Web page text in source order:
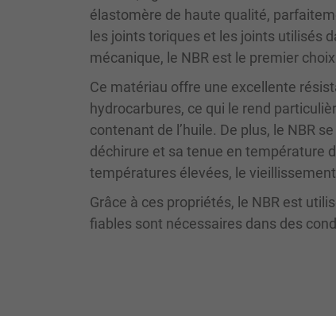
élastomère de haute qualité,
les joints toriques et les joints utilisés
mécanique, le NBR est le premier
Ce matériau offre une excellente
hydrocarbures, ce qui le rend
contenant de l’huile. De plus, le NBR
déchirure et sa tenue en température
températures élevées, le
Grâce à ces propriétés, le NBR est
fiables sont nécessaires dans des